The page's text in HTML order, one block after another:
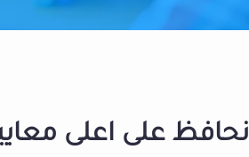
نحافظ على اعلى